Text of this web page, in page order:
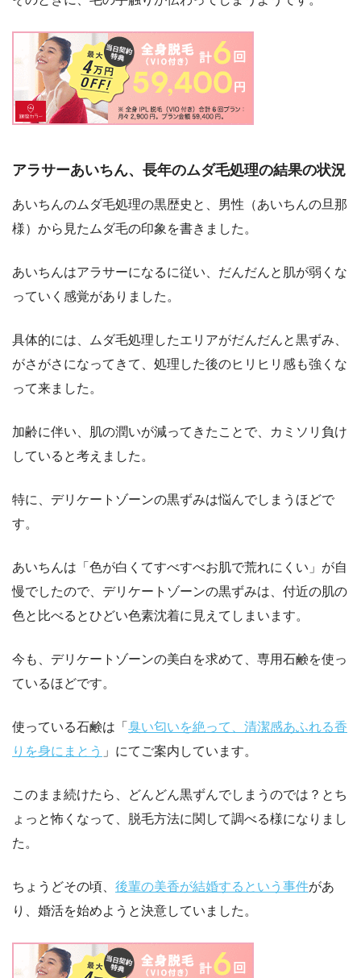
アラサーあいちん、長年のムダ毛処理の結果の状況
あいちんのムダ毛処理の黒歴史と、男性（あいちんの旦那
様）から見たムダ毛の印象を書きました。
あいちんはアラサーになるに従い、だんだんと肌が弱くな
っていく感覚がありました。
具体的には、ムダ毛処理したエリアがだんだんと黒ずみ、
がさがさになってきて、処理した後のヒリヒリ感も強くな
って来ました。
加齢に伴い、肌の潤いが減ってきたことで、カミソリ負け
していると考えました。
特に、デリケートゾーンの黒ずみは悩んでしまうほどで
す。
あいちんは「色が白くてすべすべお肌で荒れにくい」が自
慢でしたので、デリケートゾーンの黒ずみは、付近の肌の
色と比べるとひどい色素沈着に見えてしまいます。
今も、デリケートゾーンの美白を求めて、専用石鹸を使っ
ているほどです。
使っている石鹸は「 臭い匂いを絶って、清潔感あふれる香
りを身にまとう 」にてご案内しています。
このまま続けたら、どんどん黒ずんでしまうのでは？とち
ょっと怖くなって、脱毛方法に関して調べる様になりまし
た。
ちょうどその頃、 後輩の美香が結婚するという事件があ
り、婚活を始めようと決意していました。